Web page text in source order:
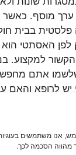
אנו משתמשים בעוגיות
מהווה הסכמה לכך.
מוסף. כאשר
בבית
האסתטי הוא
למקצוע.
אתם
יש לרופא והאם
יכולה להעיד
עם הרופא